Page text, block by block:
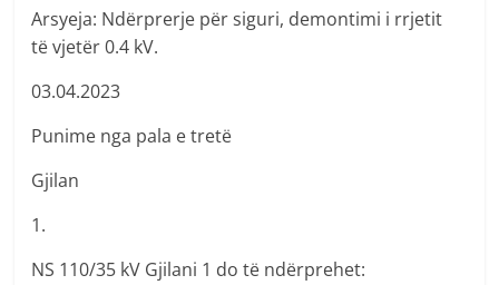
Arsyeja: Ndërprerje për siguri, demontimi i rrjetit
të vjetër 0.4 kV.
03.04.2023
Punime nga pala e tretë
Gjilan
1.
NS 110/35 kV Gjilani 1 do të ndërprehet: